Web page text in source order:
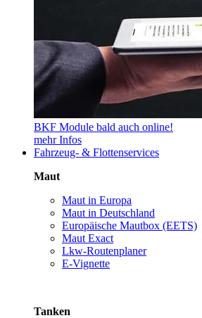
BKF Module bald auch online!
mehr Infos
Fahrzeug- & Flottenservices
Maut
Maut in Europa
Maut in Deutschland
Europäische Mautbox (EETS)
Maut Exact
Lkw-Routenplaner
E-Vignette
Tanken